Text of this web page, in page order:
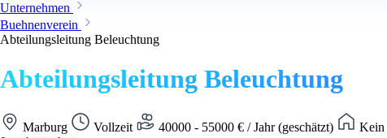
Unternehmen
Buehnenverein
Abteilungsleitung Beleuchtung
Abteilungsleitung Beleuchtung
Marburg Vollzeit 40000 - 55000 € / Jahr (geschätzt)
Kein